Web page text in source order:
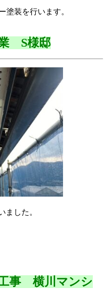
装を行います。
S様邸
ました。
事 横川マンシ